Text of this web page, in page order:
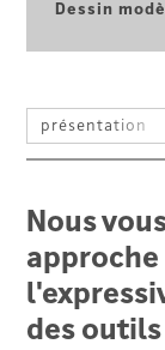
SÉLECTIONNEZ
Nous
approche
des